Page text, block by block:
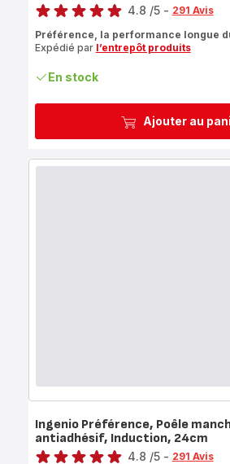
Ajouter au
4.8 /5 - 291 Avis
Préférence, la performance longue
Expédié par l’entrepôt produits
En stock
Ingenio Préférence, Poêle
antiadhésif, Induction, 24cm
Note
4.8 /5 - 291 Avis